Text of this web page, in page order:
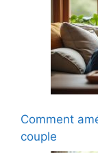
Comment
couple